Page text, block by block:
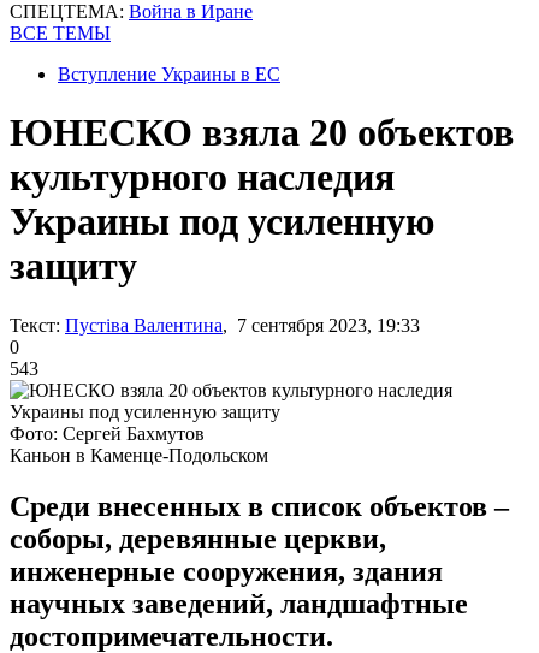
СПЕЦТЕМА: Война в Иране
ВСЕ ТЕМЫ
Вступление Украины в ЕС
ЮНЕСКО взяла 20 объектов
культурного наследия
Украины под усиленную
защиту
Текст: Пустіва Валентина, 7 сентября 2023, 19:33
0
543
Фото: Сергей Бахмутов
Каньон в Каменце-Подольском
Среди внесенных в список объектов –
соборы, деревянные церкви,
инженерные сооружения, здания
научных заведений, ландшафтные
достопримечательности.